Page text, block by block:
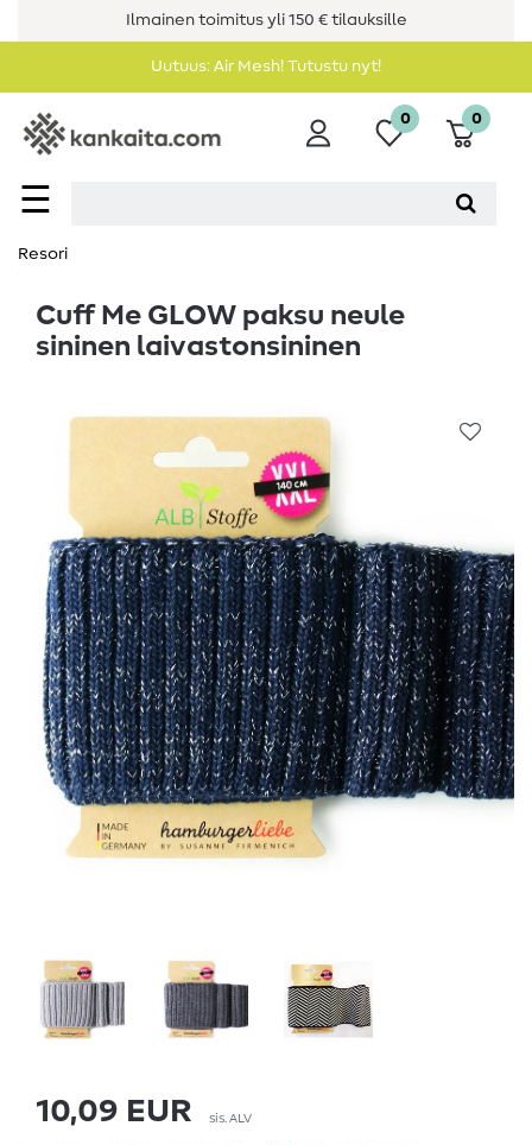
Ilmainen toimitus yli 150 € tilauksille
Uutuus: Air Mesh! Tutustu nyt!
☰
0 0
Resori
Cuff Me GLOW paksu neule
sininen laivastonsininen
10,09 EUR sis. ALV